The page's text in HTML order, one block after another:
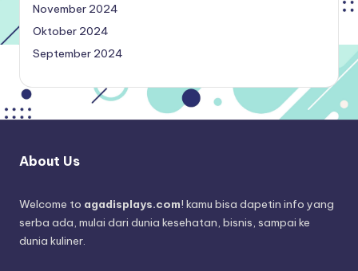
November 2024
Oktober 2024
September 2024
About Us
Welcome to agadisplays.com! kamu bisa dapetin info yang
serba ada, mulai dari dunia kesehatan, bisnis, sampai ke
dunia kuliner.